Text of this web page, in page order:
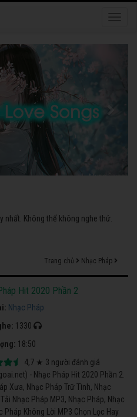
nhất. Không thể không nghe thử.
Trang chủ Nhạc Pháp
Hit 2020 Phần 2
Nhạc Pháp
1330
18:50
4,7 ★ 3 người đánh giá
- Nhạc Pháp Hit 2020 Phần 2.
Xưa, Nhạc Pháp Trữ Tình, Nhạc
Nhạc Pháp MP3, Nhạc Pháp, Nhạc
Pháp Không Lời MP3 Chọn Lọc Hay